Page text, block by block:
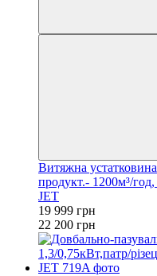
Витяжна
продукт.- 1200м³/
JET
19 999 грн
22 200 грн